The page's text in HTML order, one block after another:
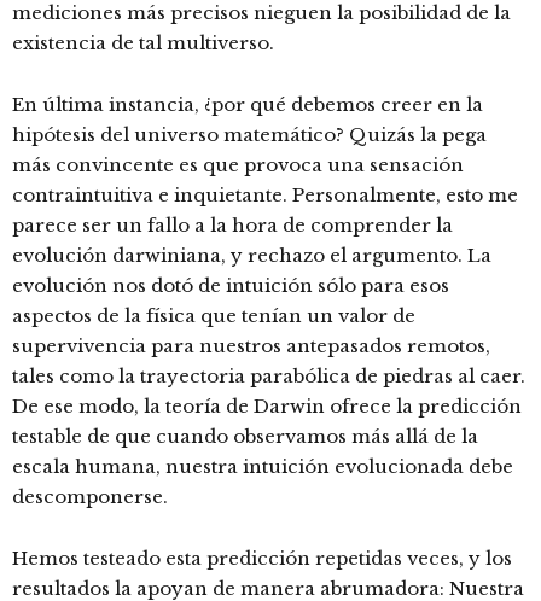
mediciones más precisos nieguen la posibilidad de la
existencia de tal multiverso.
En última instancia, ¿por qué debemos creer en la
hipótesis del universo matemático? Quizás la pega
más convincente es que provoca una sensación
contraintuitiva e inquietante. Personalmente, esto me
parece ser un fallo a la hora de comprender la
evolución darwiniana, y rechazo el argumento. La
evolución nos dotó de intuición sólo para esos
aspectos de la física que tenían un valor de
supervivencia para nuestros antepasados remotos,
tales como la trayectoria parabólica de piedras al caer.
De ese modo, la teoría de Darwin ofrece la predicción
testable de que cuando observamos más allá de la
escala humana, nuestra intuición evolucionada debe
descomponerse.
Hemos testeado esta predicción repetidas veces, y los
resultados la apoyan de manera abrumadora: Nuestra